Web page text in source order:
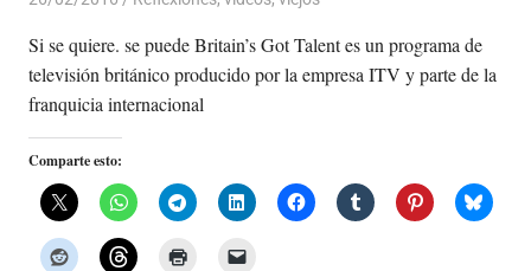
Si se quiere. se puede Britain’s Got Talent es un programa de
televisión británico producido por la empresa ITV y parte de la
franquicia internacional
Comparte esto: